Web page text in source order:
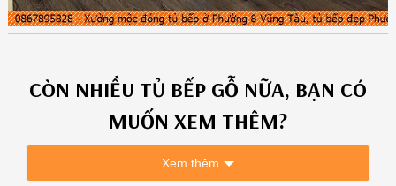
CÒN NHIỀU TỦ BẾP GỖ NỮA, BẠN CÓ
MUỐN XEM THÊM?
Xem thêm